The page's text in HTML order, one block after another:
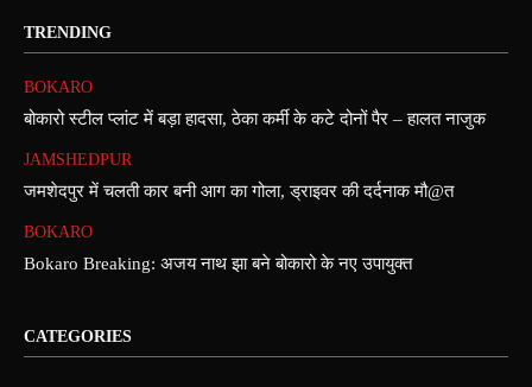
TRENDING
BOKARO
बोकारो स्टील प्लांट में बड़ा हादसा, ठेका कर्मी के कटे दोनों पैर – हालत नाजुक
JAMSHEDPUR
जमशेदपुर में चलती कार बनी आग का गोला, ड्राइवर की दर्दनाक मौ@त
BOKARO
Bokaro Breaking: अजय नाथ झा बने बोकारो के नए उपायुक्त
CATEGORIES